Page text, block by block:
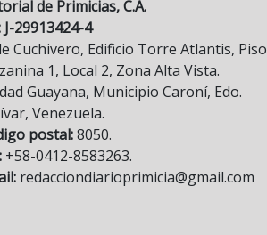
de Primicias, C.A.
J-29913424-4
Cuchivero, Edificio Torre Atlantis, Piso
1, Local 2, Zona Alta Vista.
Guayana, Municipio Caroní, Edo.
Venezuela.
postal:8050.
+58-0412-8583263.
redacciondiarioprimicia@gmail.com